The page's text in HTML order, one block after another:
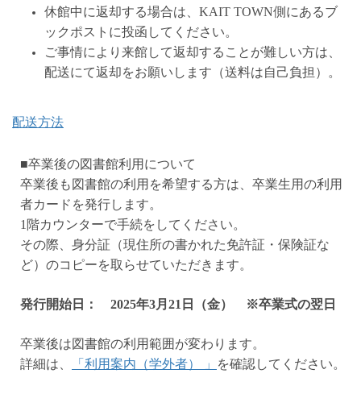
休館中に返却する場合は、KAIT TOWN側にあるブ
ックポストに投函してください。
ご事情により来館して返却することが難しい方は、
配送にて返却をお願いします（送料は自己負担）。
配送方法
■卒業後の図書館利用について
卒業後も図書館の利⽤を希望する方は、卒業⽣⽤の利⽤
者カードを発⾏します。
1階カウンターで手続をしてください。
その際、⾝分証（現住所の書かれた免許証・保険証な
ど）のコピーを取らせていただきます。
発行開始日： 2025年3月21日（金） ※卒業式の翌日
卒業後は図書館の利用範囲が変わります。
詳細は、
「利用案内（学外者） 」 を確認してください。